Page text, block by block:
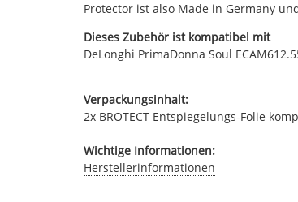
Protector ist also Made in Germany
Dieses Zubehör ist kompatibel mit
DeLonghi PrimaDonna Soul
Verpackungsinhalt:
2x BROTECT Entspiegelungs-Folie
Wichtige Informationen:
Herstellerinformationen